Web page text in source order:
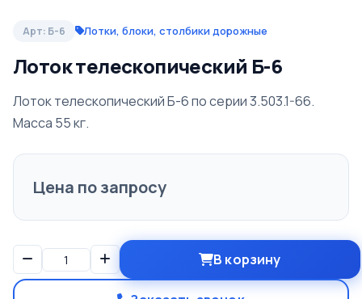
Арт: Б-6 Лотки, блоки, столбики дорожные
Лоток телескопический Б-6
Лоток телескопический Б-6 по серии 3.503.1-66.
Масса 55 кг.
Цена по запросу
В корзину